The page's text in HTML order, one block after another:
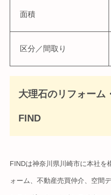
面積
区分／間取り
大理石のリフォーム
FIND
FINDは神奈川県川崎市に本社を
ォーム、不動産売買仲介、空間